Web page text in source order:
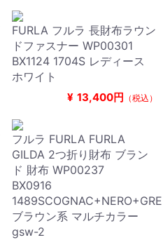
FURLA フルラ 長財布ラウン
ドファスナー WP00301
BX1124 1704S レディース
ホワイト
¥ 13,400円 （税込）
フルラ FURLA FURLA
GILDA 2つ折り財布 ブラン
ド 財布 WP00237
BX0916
ブラウン系 マルチカラー
gsw-2